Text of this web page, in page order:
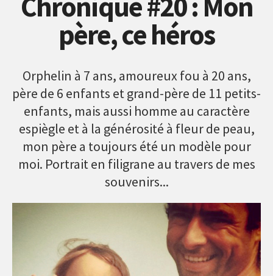
père, ce héros
Orphelin à 7 ans, amoureux fou à 20 ans,
père de 6 enfants et grand-père de 11 petits-
enfants, mais aussi homme au caractère
espiègle et à la générosité à fleur de peau,
mon père a toujours été un modèle pour
moi. Portrait en filigrane au travers de mes
souvenirs...